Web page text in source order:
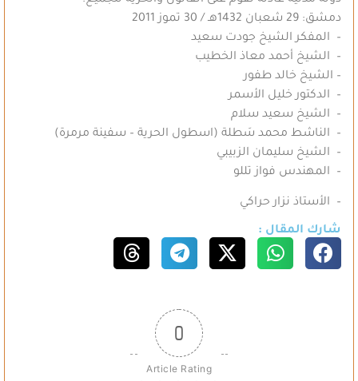
دمشق: 29 شعبان 1432هـ / 30 تموز 2011
– المفكر الشيخ جودت سعيد
– الشيخ أحمد معاذ الخطيب
– الشيخ خالد طفور
– الدكتور خليل الأسمر
– الشيخ سعيد سلام
– الناشط محمد سَطلة (اسطول الحرية – سفينة مرمرة)
– الشيخ سليمان الزبيبي
– المهندس فواز تللو
– الأستاذ نزار حراكي
شارك المقال :
0
Article Rating